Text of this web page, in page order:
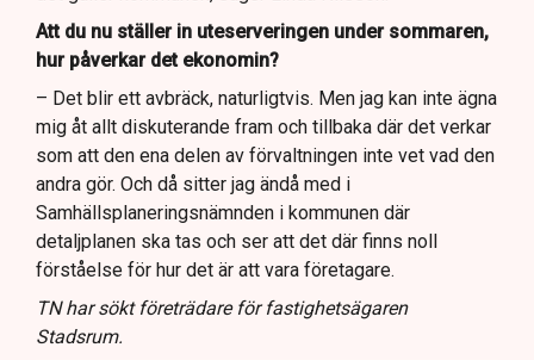
Att du nu ställer in uteserveringen under sommaren,
hur påverkar det ekonomin?
– Det blir ett avbräck, naturligtvis. Men jag kan inte ägna
mig åt allt diskuterande fram och tillbaka där det verkar
som att den ena delen av förvaltningen inte vet vad den
andra gör. Och då sitter jag ändå med i
Samhällsplaneringsnämnden i kommunen där
detaljplanen ska tas och ser att det där finns noll
förståelse för hur det är att vara företagare.
TN har sökt företrädare för fastighetsägaren
Stadsrum.